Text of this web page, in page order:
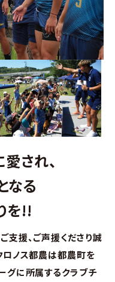
され、
なる
を!!
支援、ご声援くださり誠
ロノス都農は都農町を
グに所属するクラブチ